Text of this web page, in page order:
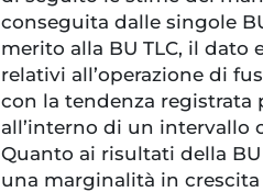
conseguita dalle singole
merito alla BU TLC, il dato
relativi all’operazione di
con la tendenza registrata
all’interno di un intervallo
Quanto ai risultati della
una marginalità in